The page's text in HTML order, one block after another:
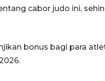
cabor judo ini,
bonus bagi para